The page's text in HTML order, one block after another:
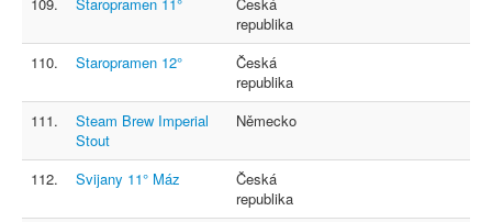
republika
110.
Staropramen 12°
Česká
republika
111.
Steam Brew Imperial
Stout
Německo
112. Svijany 11° Máz
Česká
republika